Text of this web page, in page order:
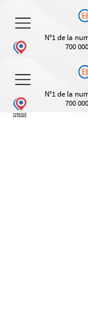
N°1 de la
700
N°1 de la
700